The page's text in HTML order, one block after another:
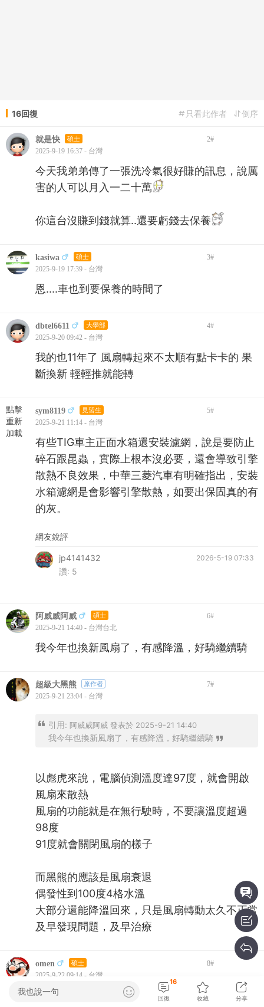
16回復 倒序
只看此作者
就是快 碩士 2#
2025-9-19 16:37 - 台灣
今天我弟弟傳了一張洗冷氣很好賺的訊息，說厲
害的人可以月入一二十萬
你這台沒賺到錢就算..還要虧錢去保養
kasiwa 碩士 3#
2025-9-19 17:39 - 台灣
恩....車也到要保養的時間了
dbtel6611 大學部 4#
2025-9-20 09:42 - 台灣
我的也11年了 風扇轉起來不太順有點卡卡的 果
斷換新 輕輕推就能轉
點擊
重新
加載
sym8119 見習生 5#
2025-9-21 11:14 - 台灣
有些TIG車主正面水箱還安裝濾網，說是要防止
碎石跟昆蟲，實際上根本沒必要，還會導致引擎
散熱不良效果，中華三菱汽車有明確指出，安裝
水箱濾網是會影響引擎散熱，如要出保固真的有
的灰。
網友銳評
2026-5-19 07:33
jp4141432
讚: 5
阿威威阿威 碩士 6#
2025-9-21 14:40 - 台灣台北
我今年也換新風扇了，有感降溫，好騎繼續騎
超級大黑熊 原作者 7#
2025-9-21 23:04 - 台灣
引用: 阿威威阿威 發表於 2025-9-21 14:40
我今年也換新風扇了，有感降溫，好騎繼續騎
以彪虎來說，電腦偵測溫度達97度，就會開啟
風扇來散熱
風扇的功能就是在無行駛時，不要讓溫度超過
98度
91度就會關閉風扇的樣子
而黑熊的應該是風扇衰退
偶發性到100度4格水溫
大部分還能降溫回來，只是風扇轉動太久不正常
及早發現問題，及早治療
omen 碩士 8#
2025-9-22 09:14 - 台灣
這樣確實能省下不少
我也說一句
回復
16
收藏 分享